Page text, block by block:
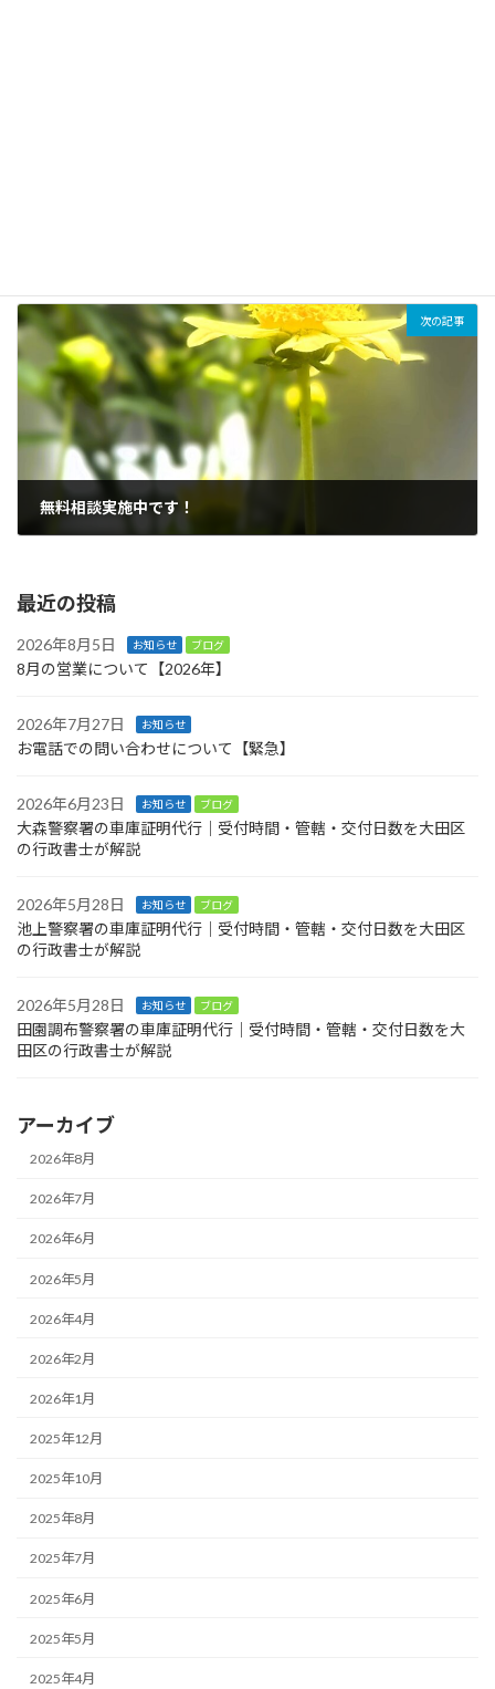
2025年7月30日
次の記事
無料相談実施中です！
最近の投稿
2026年8月5日 お知らせ ブログ
8月の営業について【2026年】
2026年7月27日 お知らせ
お電話での問い合わせについて【緊急】
2026年6月23日 お知らせ ブログ
大森警察署の車庫証明代行｜受付時間・管轄・交付日数を大田区
の行政書士が解説
2026年5月28日 お知らせ ブログ
池上警察署の車庫証明代行｜受付時間・管轄・交付日数を大田区
の行政書士が解説
2026年5月28日 お知らせ ブログ
田園調布警察署の車庫証明代行｜受付時間・管轄・交付日数を大
田区の行政書士が解説
アーカイブ
2026年8月
2026年7月
2026年6月
2026年5月
2026年4月
2026年2月
2026年1月
2025年12月
2025年10月
2025年8月
2025年7月
2025年6月
2025年5月
2025年4月